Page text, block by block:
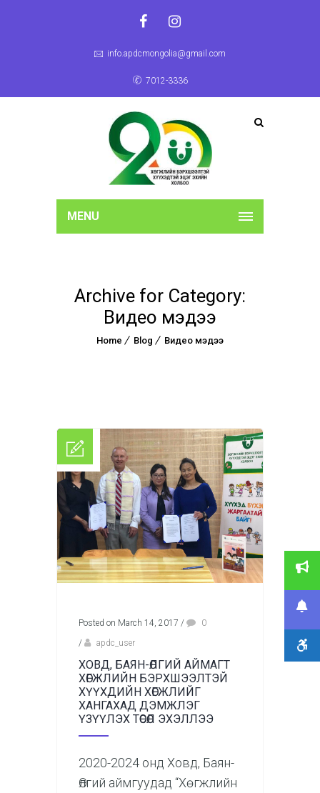
info.apdcmongolia@gmail.com
7012-3336
MENU
Archive for Category:
Видео мэдээ
Home Blog Видео мэдээ
Posted on March 14, 2017 /
0
/
apdc_user
ХОВД, БАЯН-ӨЛГИЙ АЙМАГТ
ХӨГЖЛИЙН БЭРХШЭЭЛТЭЙ
ХҮҮХДИЙН ХӨГЖЛИЙГ
ХАНГАХАД ДЭМЖЛЭГ
ҮЗҮҮЛЭХ ТӨСӨЛ ЭХЭЛЛЭЭ
2020-2024 онд Ховд, Баян-
Өлгий аймгуудад “Хөгжлийн